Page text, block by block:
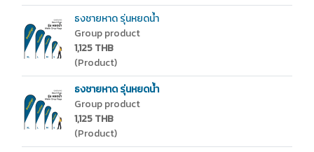
ธงชายหาด รุ่นหยดน้ำ
Group product
1,125 THB
(Product)
ธงชายหาด รุ่นหยดน้ำ
Group product
1,125 THB
(Product)